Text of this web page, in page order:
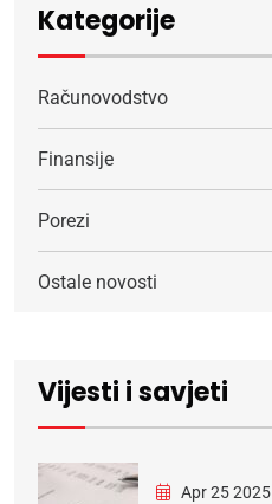
Kategorije
Računovodstvo
Finansije
Porezi
Ostale novosti
Vijesti i savjeti
Apr 25 2025